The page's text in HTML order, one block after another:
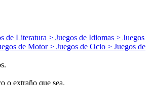
de Literatura > Juegos de Idiomas > Juegos
de Motor > Juegos de Ocio > Juegos de
o extraño que sea.